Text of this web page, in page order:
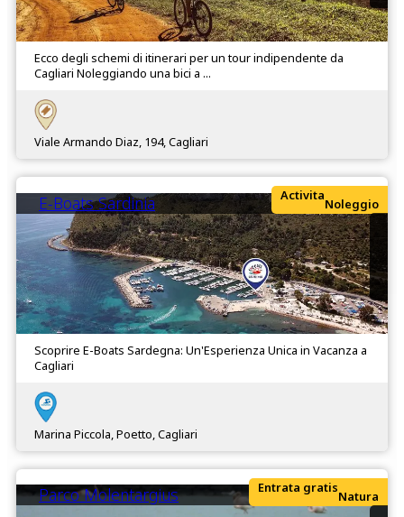
Ecco degli schemi di itinerari per un tour indipendente da
Cagliari Noleggiando una bici a ...
Viale Armando Diaz, 194, Cagliari
E-Boats Sardinia
Scoprire E-Boats Sardegna: Un'Esperienza Unica in Vacanza a
Cagliari
Marina Piccola, Poetto, Cagliari
Activita
Noleggio
Parco Molentargius Entrata gratis
Natura